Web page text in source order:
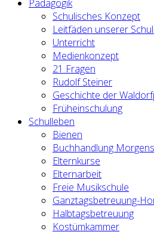
Pädagogik
Schulisches Konzept
Leitfäden unserer
Unterricht
Medienkonzept
21 Fragen
Rudolf Steiner
Geschichte der
Früheinschulung
Schulleben
Bienen
Buchhandlung
Elternkurse
Elternarbeit
Freie Musikschule
Ganztagsbetreuung-
Halbtagsbetreuung
Kostümkammer